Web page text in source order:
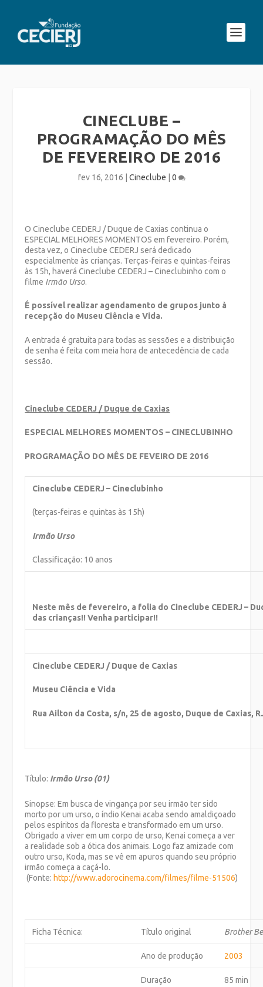
CINECLUBE –
PROGRAMAÇÃO DO MÊS
DE FEVEREIRO DE 2016
fev 16, 2016 Cineclube 0
O Cineclube CEDERJ / Duque de Caxias continua o
ESPECIAL MELHORES MOMENTOS em fevereiro. Porém,
desta vez, o Cineclube CEDERJ será dedicado
especialmente às crianças. Terças-feiras e quintas-feiras
às 15h, haverá Cineclube CEDERJ – Cineclubinho com o
filme Irmão Urso.
É possível realizar agendamento de grupos junto à
recepção do Museu Ciência e Vida.
A entrada é gratuita para todas as sessões e a distribuição
de senha é feita com meia hora de antecedência de cada
sessão.
Cineclube CEDERJ / Duque de Caxias
ESPECIAL MELHORES MOMENTOS – CINECLUBINHO
PROGRAMAÇÃO DO MÊS DE FEVEIRO DE 2016
Cineclube CEDERJ – Cineclubinho
(terças-feiras e quintas às 15h)
Irmão Urso
Classificação: 10 anos
Neste mês de fevereiro, a folia do Cineclube CEDERJ –
das crianças!! Venha participar!!
Cineclube CEDERJ / Duque de Caxias
Museu Ciência e Vida
Rua Ailton da Costa, s/n, 25 de agosto, Duque de Caxias,
Título: Irmão Urso (01)
Sinopse: Em busca de vingança por seu irmão ter sido
morto por um urso, o índio Kenai acaba sendo amaldiçoado
pelos espíritos da floresta e transformado em um urso.
Obrigado a viver em um corpo de urso, Kenai começa a ver
a realidade sob a ótica dos animais. Logo faz amizade com
outro urso, Koda, mas se vê em apuros quando seu próprio
irmão começa a caçá-lo.
(Fonte:http://www.adorocinema.com/filmes/filme-51506)
Ficha Técnica: Título original Brother
Ano de produção 2003
Duração 85 min